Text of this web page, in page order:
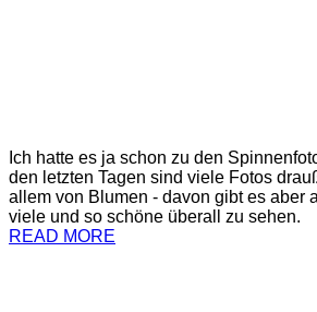
Ich hatte es ja schon zu den
den letzten Tagen sind viele Fotos
allem von Blumen - davon gibt es aber
viele und so schöne überall zu sehen.
READ MORE